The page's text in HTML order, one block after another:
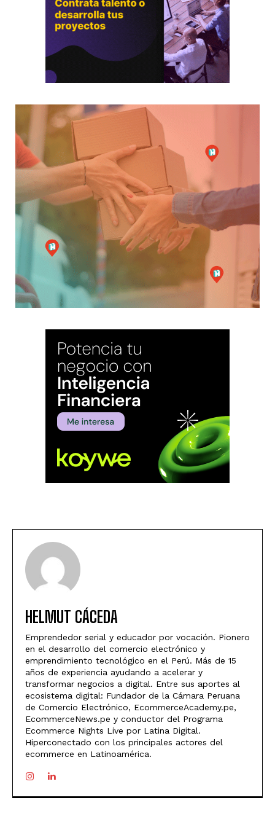
HELMUT CÁCEDA
Emprendedor serial y educador por vocación. Pionero
en el desarrollo del comercio electrónico y
emprendimiento tecnológico en el Perú. Más de 15
años de experiencia ayudando a acelerar y
transformar negocios a digital. Entre sus aportes al
ecosistema digital: Fundador de la Cámara Peruana
de Comercio Electrónico, EcommerceAcademy.pe,
EcommerceNews.pe y conductor del Programa
Ecommerce Nights Live por Latina Digital.
Hiperconectado con los principales actores del
ecommerce en Latinoamérica.